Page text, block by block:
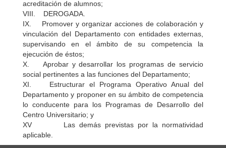
acreditación de alumnos;
VIII. DEROGADA.
IX. Promover y organizar acciones de colaboración y
vinculación del Departamento con entidades externas,
supervisando en el ámbito de su competencia la
ejecución de éstos;
X. Aprobar y desarrollar los programas de servicio
social pertinentes a las funciones del Departamento;
XI. Estructurar el Programa Operativo Anual del
Departamento y proponer en su ámbito de competencia
lo conducente para los Programas de Desarrollo del
Centro Universitario; y
XV Las demás previstas por la normatividad
aplicable.